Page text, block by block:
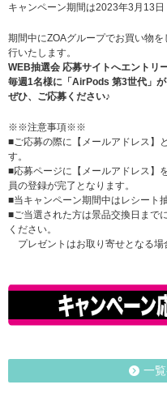
キャンペーン期間は2023年3 月13日
期間中にZOAグループでお買い物
行いたします。
WEB抽選会 応募サイトへエントリ
毎週1名様に「AirPods 第3世代」が
ぜひ、ご応募ください♪
※※注意事項※※
■ご応募の際に【メールアドレス】
す。
■応募ページに【メールアドレス】
員の登録が完了となります。
■当キャンペーン期間中はレシート
■ご当選された方は景品交換日まで
ください。
プレゼントはお取り寄せとなる場
一